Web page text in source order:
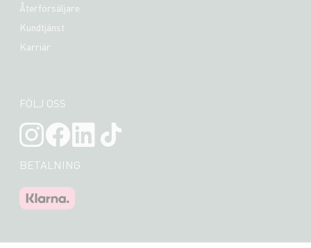
Återförsäljare
Kundtjänst
Karriär
FÖLJ OSS
BETALNING